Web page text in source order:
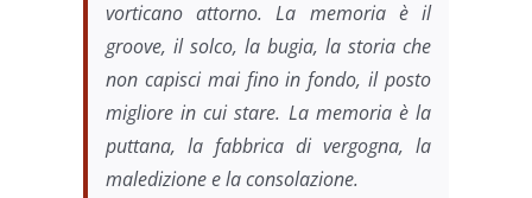
vorticano attorno. La memoria è il
groove, il solco, la bugia, la storia che
non capisci mai fino in fondo, il posto
migliore in cui stare. La memoria è la
puttana, la fabbrica di vergogna, la
maledizione e la consolazione.